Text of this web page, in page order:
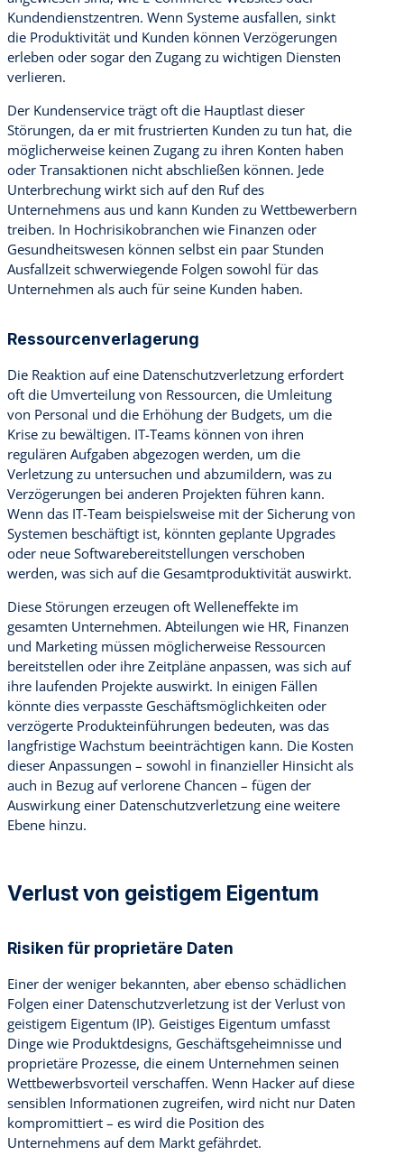
Kundendienstzentren. Wenn Systeme ausfallen, sinkt
die Produktivität und Kunden können Verzögerungen
erleben oder sogar den Zugang zu wichtigen Diensten
verlieren.
Der Kundenservice trägt oft die Hauptlast dieser
Störungen, da er mit frustrierten Kunden zu tun hat, die
möglicherweise keinen Zugang zu ihren Konten haben
oder Transaktionen nicht abschließen können. Jede
Unterbrechung wirkt sich auf den Ruf des
Unternehmens aus und kann Kunden zu Wettbewerbern
treiben. In Hochrisikobranchen wie Finanzen oder
Gesundheitswesen können selbst ein paar Stunden
Ausfallzeit schwerwiegende Folgen sowohl für das
Unternehmen als auch für seine Kunden haben.
Ressourcenverlagerung
Die Reaktion auf eine Datenschutzverletzung erfordert
oft die Umverteilung von Ressourcen, die Umleitung
von Personal und die Erhöhung der Budgets, um die
Krise zu bewältigen. IT-Teams können von ihren
regulären Aufgaben abgezogen werden, um die
Verletzung zu untersuchen und abzumildern, was zu
Verzögerungen bei anderen Projekten führen kann.
Wenn das IT-Team beispielsweise mit der Sicherung von
Systemen beschäftigt ist, könnten geplante Upgrades
oder neue Softwarebereitstellungen verschoben
werden, was sich auf die Gesamtproduktivität auswirkt.
Diese Störungen erzeugen oft Welleneffekte im
gesamten Unternehmen. Abteilungen wie HR, Finanzen
und Marketing müssen möglicherweise Ressourcen
bereitstellen oder ihre Zeitpläne anpassen, was sich auf
ihre laufenden Projekte auswirkt. In einigen Fällen
könnte dies verpasste Geschäftsmöglichkeiten oder
verzögerte Produkteinführungen bedeuten, was das
langfristige Wachstum beeinträchtigen kann. Die Kosten
dieser Anpassungen – sowohl in finanzieller Hinsicht als
auch in Bezug auf verlorene Chancen – fügen der
Auswirkung einer Datenschutzverletzung eine weitere
Ebene hinzu.
Verlust von geistigem Eigentum
Risiken für proprietäre Daten
Einer der weniger bekannten, aber ebenso schädlichen
Folgen einer Datenschutzverletzung ist der Verlust von
geistigem Eigentum (IP). Geistiges Eigentum umfasst
Dinge wie Produktdesigns, Geschäftsgeheimnisse und
proprietäre Prozesse, die einem Unternehmen seinen
Wettbewerbsvorteil verschaffen. Wenn Hacker auf diese
sensiblen Informationen zugreifen, wird nicht nur Daten
kompromittiert – es wird die Position des
Unternehmens auf dem Markt gefährdet.